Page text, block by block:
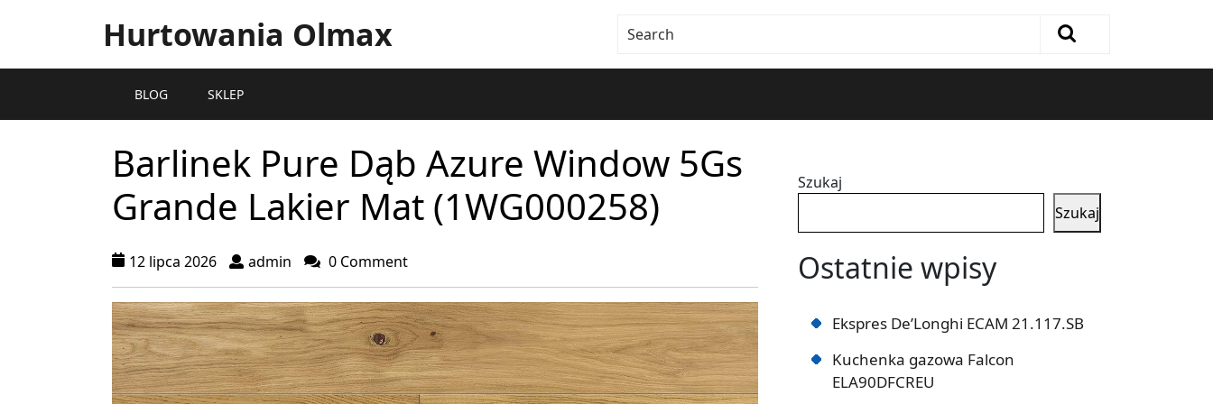
Hurtowania Olmax
BLOG SKLEP
Barlinek Pure Dąb Azure Window 5Gs
Grande Lakier Mat (1WG000258)
12 lipca 2026 admin 0 Comment
Szukaj
Szukaj
Ostatnie wpisy
Ekspres De’Longhi ECAM 21.117.SB
Kuchenka gazowa Falcon
ELA90DFCREU